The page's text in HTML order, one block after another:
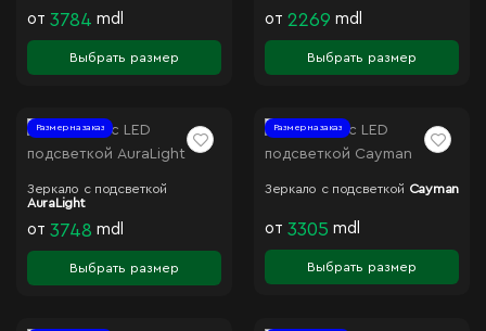
от 3784 mdl
Выбрать размер
от 2269 mdl
Выбрать размер
Размер на заказ
Зеркало с подсветкой
AuraLight
от 3748 mdl
Выбрать размер
Размер на заказ
Зеркало с подсветкой Cayman
от 3305 mdl
Выбрать размер